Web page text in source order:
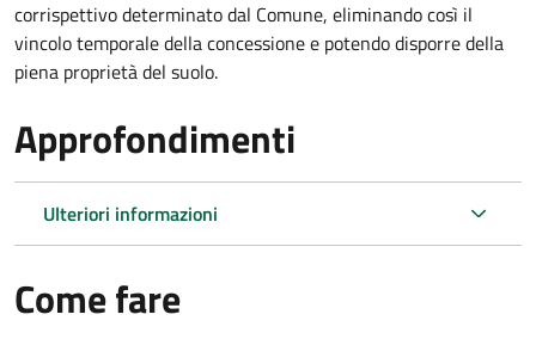
corrispettivo determinato dal Comune, eliminando così il
vincolo temporale della concessione e potendo disporre della
piena proprietà del suolo.
Approfondimenti
Ulteriori informazioni
Come fare